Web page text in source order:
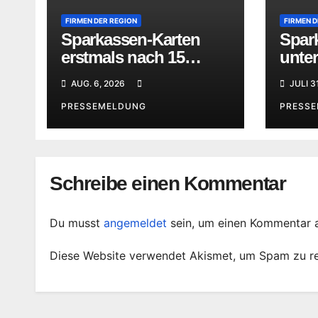
FIRMEN DER REGION
Sparkassen-Karten
erstmals nach 15
klaren Design
AUG. 6, 2026
PRESSEMELDUNG
FIRMEN
JULI
Schreibe einen Kommentar
Du musst angemeldet sein, um einen Kommentar
Diese Website verwendet Akismet, um Spam zu